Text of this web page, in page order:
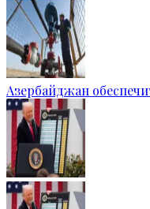
Азербайджан